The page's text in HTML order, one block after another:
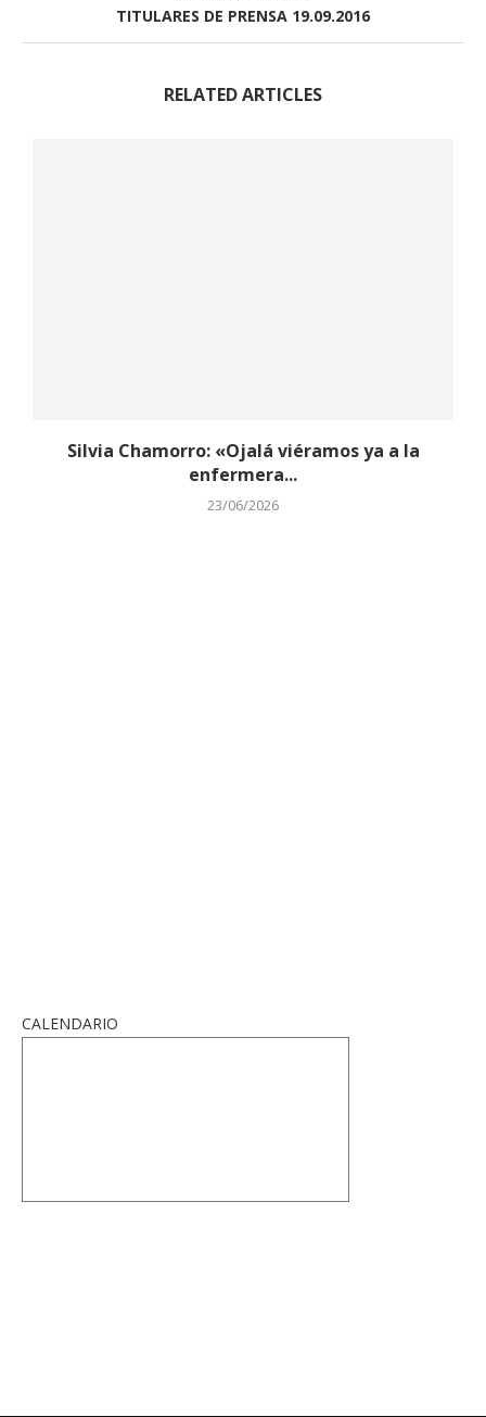
TITULARES DE PRENSA 19.09.2016
RELATED ARTICLES
Silvia Chamorro: «Ojalá viéramos ya a la
enfermera...
23/06/2026
CALENDARIO